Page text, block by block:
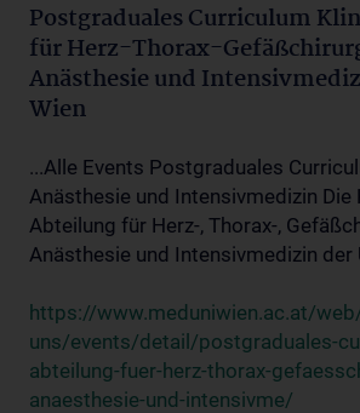
Postgraduales Curriculum
für Herz-Thorax-
Anästhesie und
Wien
...Alle Events Postgraduales
Anästhesie und Intensivmedizin Die
Abteilung für Herz-, Thorax-,
Anästhesie und Intensivmedizin der
https://www.meduniwien.ac.at/
uns/events/detail/postgraduales-
abteilung-fuer-herz-thorax-
anaesthesie-und-intensivme/